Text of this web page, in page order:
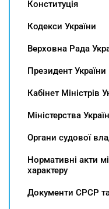
Конституція
Кодекси України
Верховна Рада
Президент України
Кабінет Міністрів
Міністерства
Органи судової
Нормативні акти
характеру
Документи СРСР